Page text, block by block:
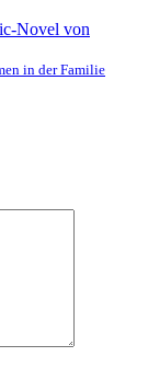
Novel von
in der Familie